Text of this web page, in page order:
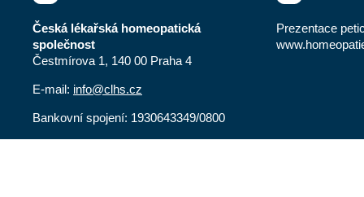
Česká lékařská homeopatická
společnost
Čestmírova 1, 140 00 Praha 4
E-mail: info@clhs.cz
Bankovní spojení: 1930643349/0800
Prezentace